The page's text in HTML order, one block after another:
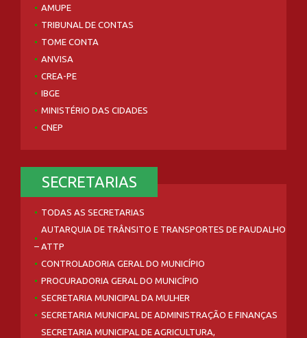
AMUPE
TRIBUNAL DE CONTAS
TOME CONTA
ANVISA
CREA-PE
IBGE
MINISTÉRIO DAS CIDADES
CNEP
SECRETARIAS
TODAS AS SECRETARIAS
AUTARQUIA DE TRÂNSITO E TRANSPORTES DE PAUDALHO
– ATTP
CONTROLADORIA GERAL DO MUNICÍPIO
PROCURADORIA GERAL DO MUNICÍPIO
SECRETARIA MUNICIPAL DA MULHER
SECRETARIA MUNICIPAL DE ADMINISTRAÇÃO E FINANÇAS
SECRETARIA MUNICIPAL DE AGRICULTURA,